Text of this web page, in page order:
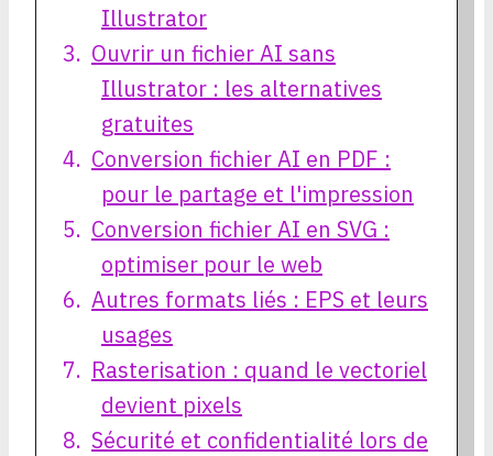
Illustrator
Ouvrir un fichier AI sans
Illustrator : les alternatives
gratuites
Conversion fichier AI en PDF :
pour le partage et l'impression
Conversion fichier AI en SVG :
optimiser pour le web
Autres formats liés : EPS et leurs
usages
Rasterisation : quand le vectoriel
devient pixels
Sécurité et confidentialité lors de